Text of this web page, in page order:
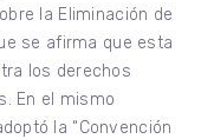
la Eliminación de
se afirma que esta
los derechos
En el mismo
la “Convención